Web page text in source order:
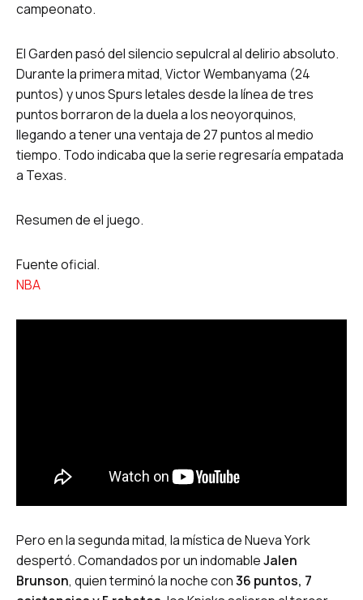
campeonato.
El Garden pasó del silencio sepulcral al delirio absoluto.
Durante la primera mitad, Victor Wembanyama (24
puntos) y unos Spurs letales desde la línea de tres
puntos borraron de la duela a los neoyorquinos,
llegando a tener una ventaja de 27 puntos al medio
tiempo. Todo indicaba que la serie regresaría empatada
a Texas.
Resumen de el juego.
Fuente oficial.
NBA
Pero en la segunda mitad, la mística de Nueva York
despertó. Comandados por un indomableJalen
Brunson, quien terminó la noche con36 puntos, 7